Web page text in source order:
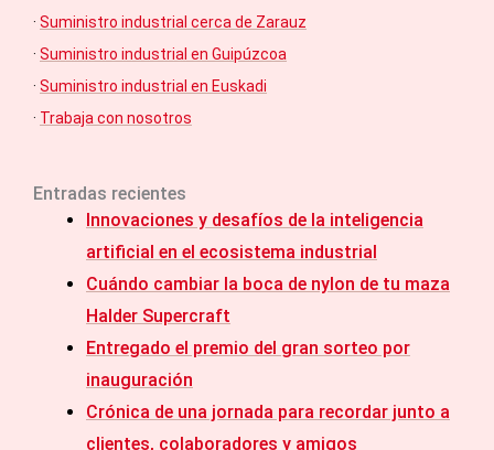
· Suministro industrial cerca de Zarauz
· Suministro industrial en Guipúzcoa
· Suministro industrial en Euskadi
· Trabaja con nosotros
Entradas recientes
Innovaciones y desafíos de la inteligencia
artificial en el ecosistema industrial
Cuándo cambiar la boca de nylon de tu maza
Halder Supercraft
Entregado el premio del gran sorteo por
inauguración
Crónica de una jornada para recordar junto a
clientes, colaboradores y amigos